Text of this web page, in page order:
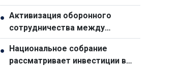
выставки, посвященной 50-
летию отношений с Вьетнамом
● Активизация оборонного
сотрудничества между
Вьетнамом и Малайзией
● Национальное собрание
рассматривает инвестиции в